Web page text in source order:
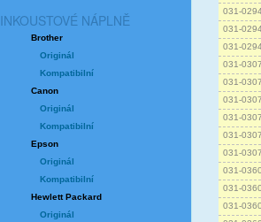
INKOUSTOVÉ NÁPLNĚ
Brother
Originál
Kompatibilní
Canon
Originál
Kompatibilní
Epson
Originál
Kompatibilní
Hewlett Packard
Originál
031-
031-
031-
031-
031-
031-
031-
031-
031-
031-
031-
031-